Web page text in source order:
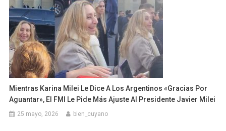
Mientras Karina Milei Le Dice A Los Argentinos «Gracias Por
Aguantar», El FMI Le Pide Más Ajuste Al Presidente Javier Milei
25 mayo, 2026 bien_cuyano